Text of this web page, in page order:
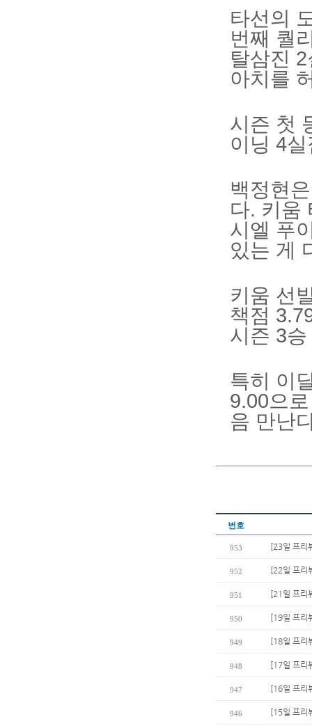
타선의
번째 퀄
탈삼진
아치를
시즌 첫
이닝 4
백정현
다. 키움
시엘 푸
있는 게
키움 선
책점
시즌 3
특히 이
9.00으
음 만난
번호
953 [23일 프리
952 [22일 프리
951 [21일 프리
950 [19일 프리
949 [18일 프리
948 [17일 프리
947 [16일 프리
946 [15일 프리